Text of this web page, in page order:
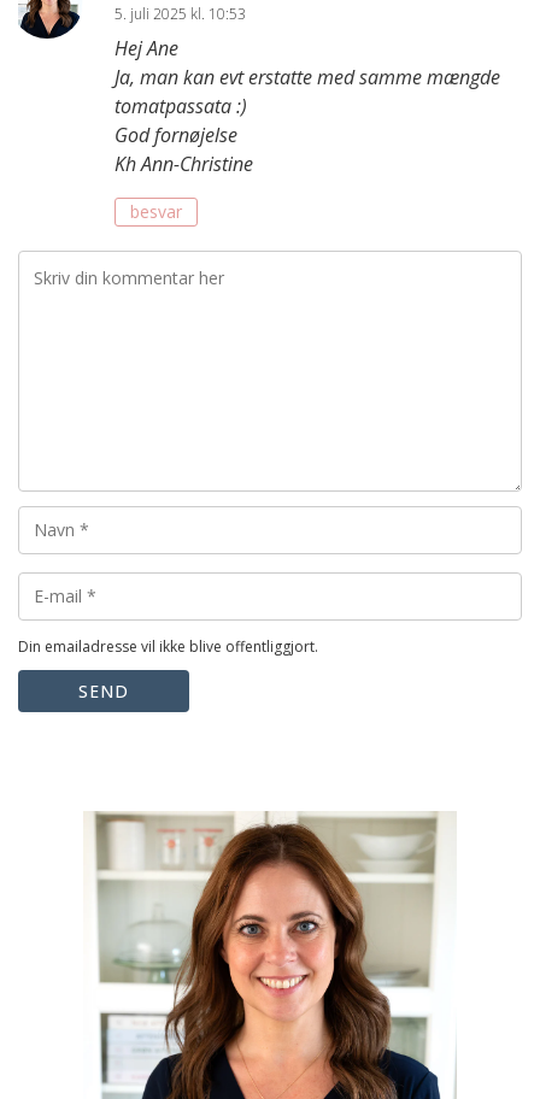
5. juli 2025 kl. 10:53
Hej Ane
Ja, man kan evt erstatte med samme mængde
tomatpassata :)
God fornøjelse
Kh Ann-Christine
besvar
Din emailadresse vil ikke blive offentliggjort.
SEND